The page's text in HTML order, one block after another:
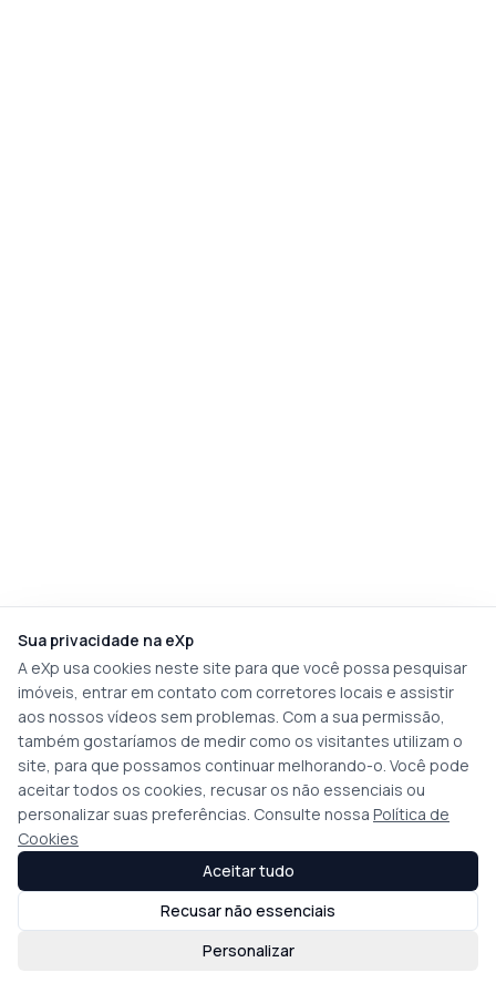
Sua privacidade na eXp
A eXp usa cookies neste site para que você possa pesquisar
imóveis, entrar em contato com corretores locais e assistir
aos nossos vídeos sem problemas. Com a sua permissão,
também gostaríamos de medir como os visitantes utilizam o
site, para que possamos continuar melhorando-o. Você pode
aceitar todos os cookies, recusar os não essenciais ou
personalizar suas preferências. Consulte nossa Política de
Cookies
Personalizar
Recusar não essenciais
Aceitar tudo